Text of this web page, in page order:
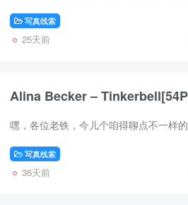
写真线索
25天前
Alina Becker –
写真线索
36天前